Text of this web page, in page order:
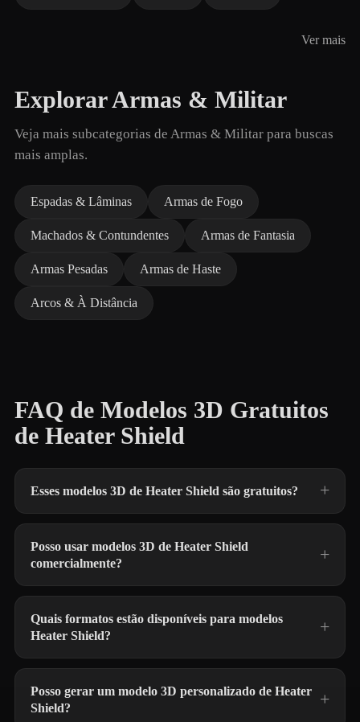
Ver mais
Explorar Armas & Militar
Veja mais subcategorias de Armas & Militar para buscas
mais amplas.
Espadas & Lâminas Armas de Fogo
Machados & Contundentes Armas de Fantasia
Armas Pesadas Armas de Haste
Arcos & À Distância
FAQ de Modelos 3D Gratuitos
de Heater Shield
Esses modelos 3D de Heater Shield são gratuitos?
Posso usar modelos 3D de Heater Shield
comercialmente?
Quais formatos estão disponíveis para modelos
Heater Shield?
Posso gerar um modelo 3D personalizado de Heater
Shield?